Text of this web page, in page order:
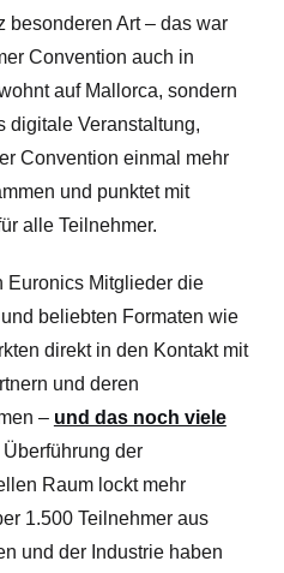
besonderen Art – das war
Convention auch in
auf Mallorca, sondern
digitale Veranstaltung,
Convention einmal mehr
und punktet mit
alle Teilnehmer.
Euronics Mitglieder die
beliebten Formaten wie
direkt in den Kontakt mit
und deren
– und das noch viele
Überführung der
Raum lockt mehr
1.500 Teilnehmer aus
und der Industrie haben